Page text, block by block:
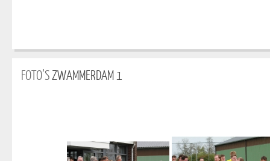
FOTO’SZWAMMERDAM 1